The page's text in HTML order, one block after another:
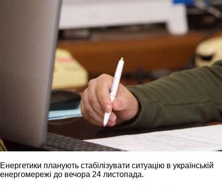
Енергетики планують стабілізувати ситуацію в українській
енергомережі до вечора 24 листопада.